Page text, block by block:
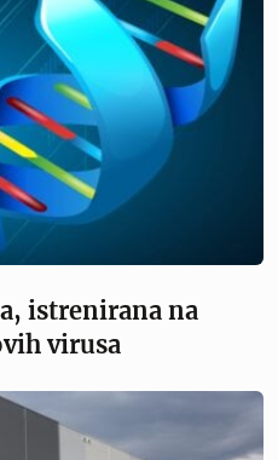
istrenirana na
virusa